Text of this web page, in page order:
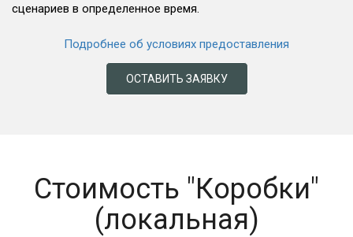
сценариев в определенное время.
Подробнее об условиях предоставления
ОСТАВИТЬ ЗАЯВКУ
Стоимость "Коробки"
(локальная)